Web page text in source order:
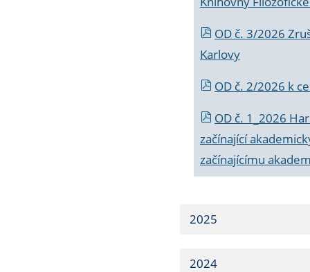
OD č. 3/2026
Karlovy
OD č. 2/2026 k
OD č. 1_2026
začínající
začínajícímu
2025
2024